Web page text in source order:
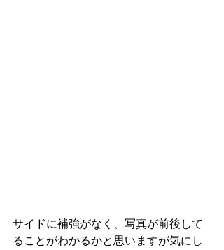
サイドに補強がなく、写真が前後して
ることがわかるかと思いますが気にし